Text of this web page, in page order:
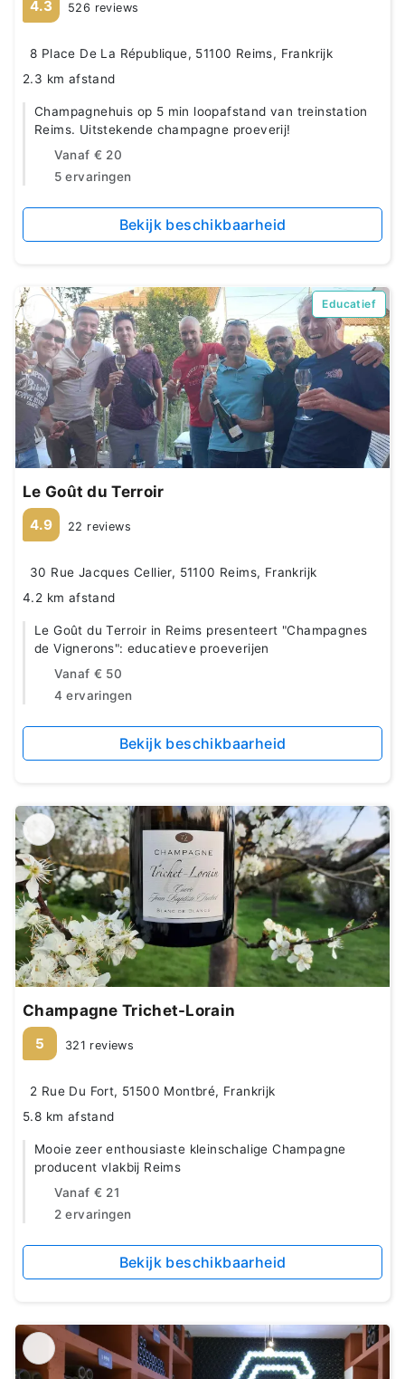
4.3 526 reviews
8 Place De La République, 51100 Reims, Frankrijk
2.3 km afstand
Champagnehuis op 5 min loopafstand van treinstation
Reims. Uitstekende champagne proeverij!
Vanaf € 20
5 ervaringen
Bekijk beschikbaarheid
Educatief
Le Goût du Terroir
4.9 22 reviews
30 Rue Jacques Cellier, 51100 Reims, Frankrijk
4.2 km afstand
Le Goût du Terroir in Reims presenteert "Champagnes
de Vignerons": educatieve proeverijen
Vanaf € 50
4 ervaringen
Bekijk beschikbaarheid
Champagne Trichet-Lorain
5 321 reviews
2 Rue Du Fort, 51500 Montbré, Frankrijk
5.8 km afstand
Mooie zeer enthousiaste kleinschalige Champagne
producent vlakbij Reims
Vanaf € 21
2 ervaringen
Bekijk beschikbaarheid